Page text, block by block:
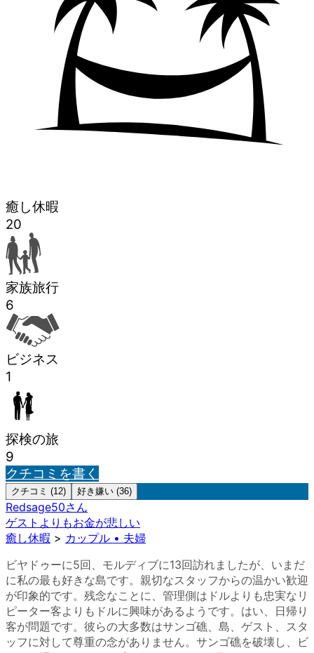
癒し休暇
20
家族旅行
6
ビジネス
1
探検の旅
9
クチコミを書く
クチコミ (12) 好き嫌い (36)
Redsage50さん
ゲストよりもお金が悲しい
癒し休暇 > カップル • 夫婦
ビヤドゥーに5回、モルディブに13回訪れましたが、いまだ
に私の最も好きな島です。親切なスタッフからの温かい歓迎
が印象的です。残念なことに、管理側はドルよりも忠実なリ
ピーター客よりもドルに興味があるようです。はい、日帰り
客が問題です。彼らの大多数はサンゴ礁、島、ゲスト、スタ
ッフに対して尊重の念がありません。サンゴ礁を破壊し、ビ